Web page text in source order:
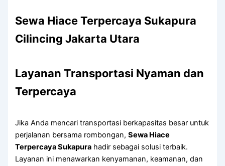
Sewa Hiace Terpercaya Sukapura
Cilincing Jakarta Utara
Layanan Transportasi Nyaman dan
Terpercaya
Jika Anda mencari transportasi berkapasitas besar untuk
perjalanan bersama rombongan,Sewa Hiace
Terpercaya Sukapura hadir sebagai solusi terbaik.
Layanan ini menawarkan kenyamanan, keamanan, dan